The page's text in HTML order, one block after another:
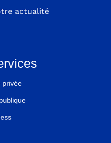
actualité
privée